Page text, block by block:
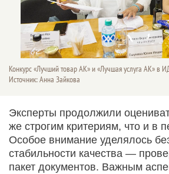
Конкурс «Лучший товар АК» и «Лучшая услуга АК» в
Источник: Анна Зайкова
Эксперты продолжили
же строгим критериям, что и в
Особое внимание уделялось
стабильности качества —
пакет документов. Важным